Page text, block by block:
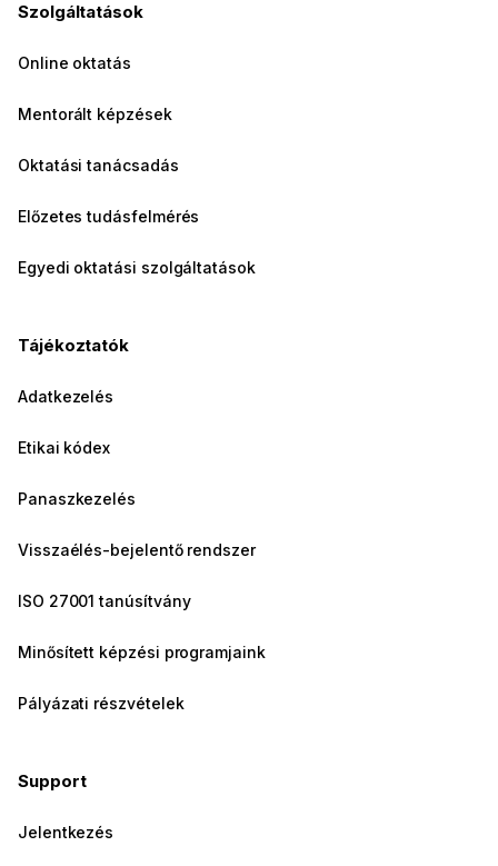
Szolgáltatások
Online oktatás
Mentorált képzések
Oktatási tanácsadás
Előzetes tudásfelmérés
Egyedi oktatási szolgáltatások
Tájékoztatók
Adatkezelés
Etikai kódex
Panaszkezelés
Visszaélés-bejelentő rendszer
ISO 27001 tanúsítvány
Minősített képzési programjaink
Pályázati részvételek
Support
Jelentkezés